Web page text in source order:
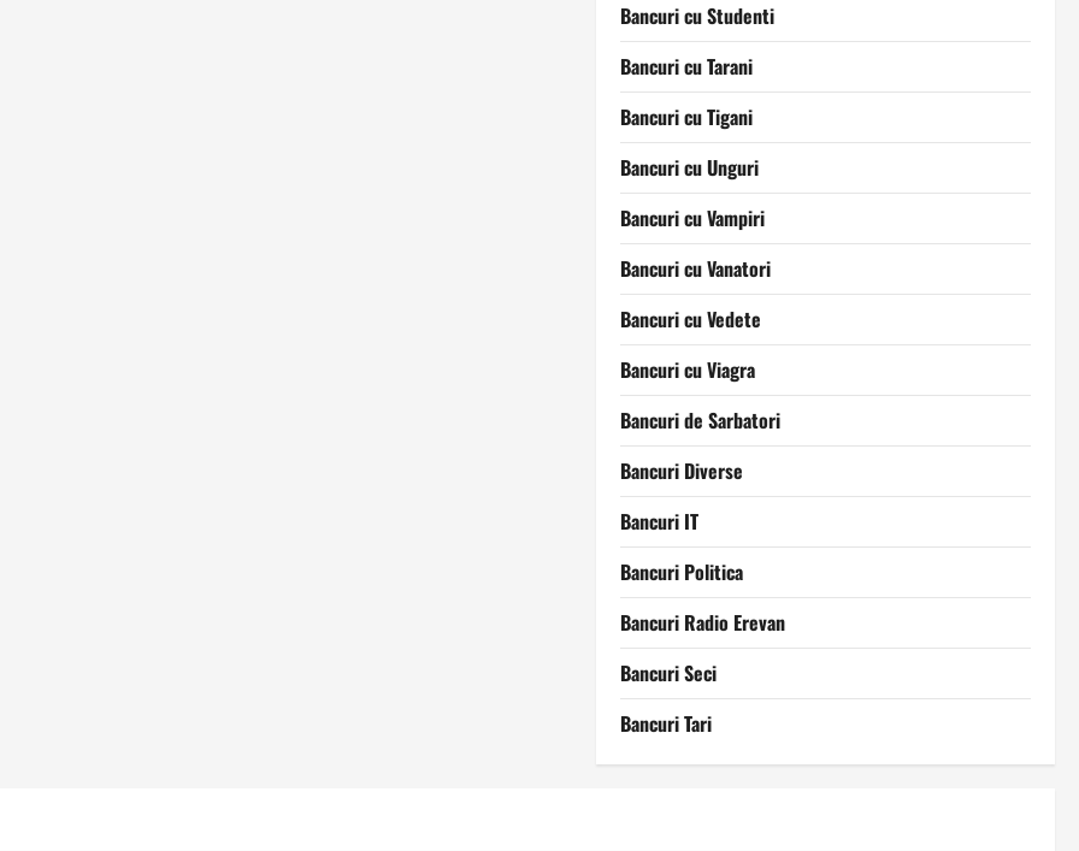
Bancuri cu Studenti
Bancuri cu Tarani
Bancuri cu Tigani
Bancuri cu Unguri
Bancuri cu Vampiri
Bancuri cu Vanatori
Bancuri cu Vedete
Bancuri cu Viagra
Bancuri de Sarbatori
Bancuri Diverse
Bancuri IT
Bancuri Politica
Bancuri Radio Erevan
Bancuri Seci
Bancuri Tari